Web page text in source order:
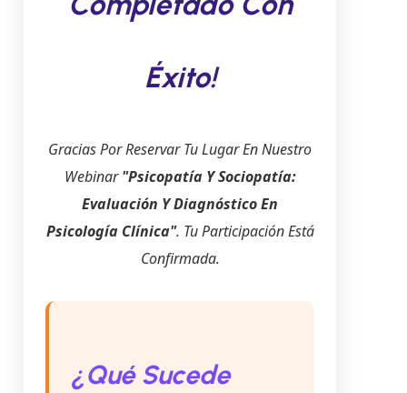
Éxito!
Gracias Por Reservar Tu Lugar En Nuestro
Webinar"Psicopatía Y Sociopatía:
Evaluación Y Diagnóstico En
Psicología Clínica". Tu Participación Está
Confirmada.
¿Qué Sucede